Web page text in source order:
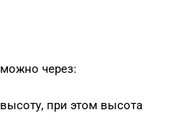
через:
при этом высота